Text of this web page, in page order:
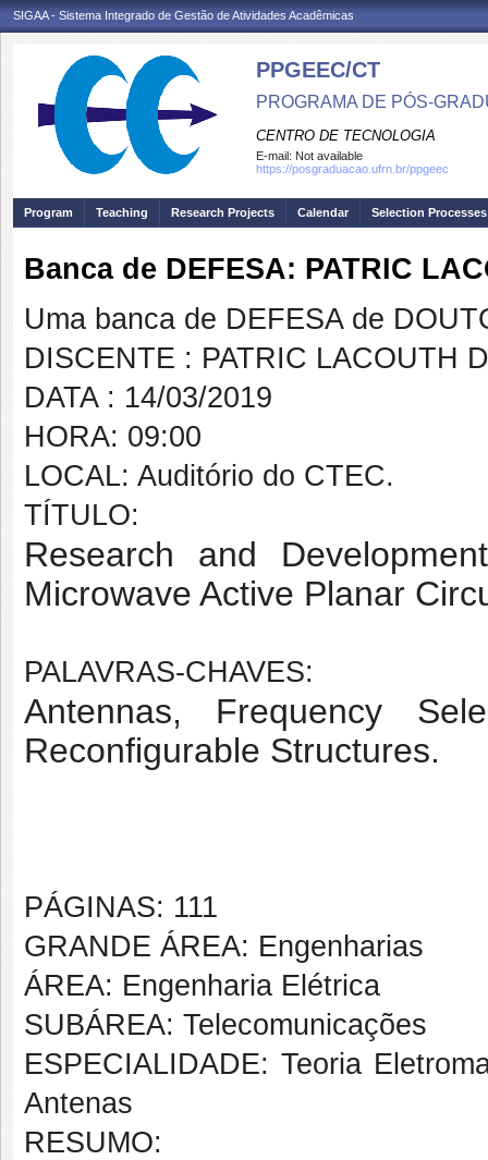
SIGAA - Sistema Integrado de Gestão de Atividades Acadêmicas
PPGEEC/CT
PROGRAMA DE PÓS-
CENTRO DE TECNOLOGIA
E-mail: Not available
https://posgraduacao.ufrn.br/ppgeec
Program Teaching Research Projects Calendar Selection Processes
Banca de DEFESA: PATRIC
Uma banca de DEFESA de
DISCENTE : PATRIC LACOUTH
DATA : 14/03/2019
HORA: 09:00
LOCAL: Auditório do CTEC.
TÍTULO:
Research and
Microwave Active Planar
PALAVRAS-CHAVES:
Antennas, Frequency
Reconfigurable Structures.
PÁGINAS: 111
GRANDE ÁREA: Engenharias
ÁREA: Engenharia Elétrica
SUBÁREA: Telecomunicações
ESPECIALIDADE: Teoria
Antenas
RESUMO: